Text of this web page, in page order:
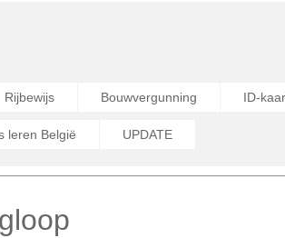
Rijbewijs Bouwvergunning ID-
leren België UPDATE